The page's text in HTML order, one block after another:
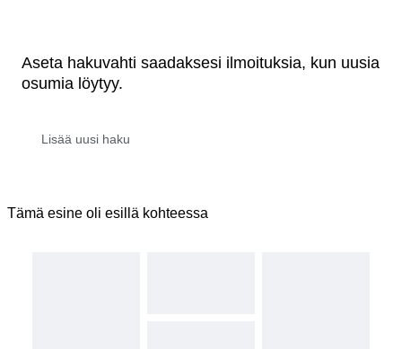
Aseta hakuvahti saadaksesi ilmoituksia, kun uusia
osumia löytyy.
Tämä esine oli esillä kohteessa